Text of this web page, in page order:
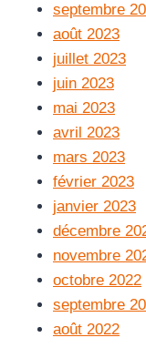
septembre
août 2023
juillet 2023
juin 2023
mai 2023
avril 2023
mars 2023
février 2023
janvier 2023
décembre
novembre
octobre 2022
septembre
août 2022